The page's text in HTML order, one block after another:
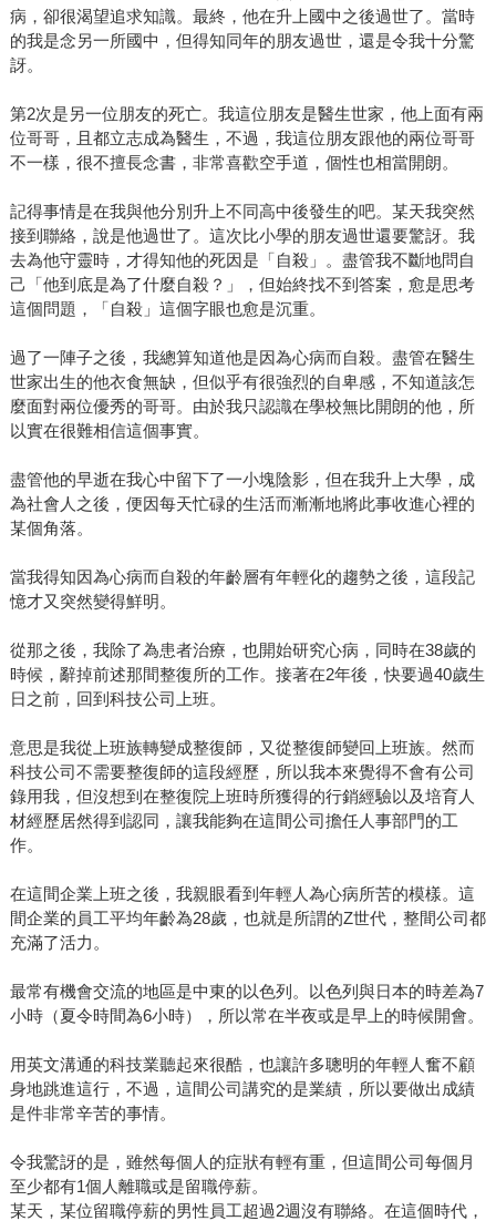
病，卻很渴望追求知識。最終，他在升上國中之後過世了。當時
的我是念另一所國中，但得知同年的朋友過世，還是令我十分驚
訝。
第2次是另一位朋友的死亡。我這位朋友是醫生世家，他上面有兩
位哥哥，且都立志成為醫生，不過，我這位朋友跟他的兩位哥哥
不一樣，很不擅長念書，非常喜歡空手道，個性也相當開朗。
記得事情是在我與他分別升上不同高中後發生的吧。某天我突然
接到聯絡，說是他過世了。這次比小學的朋友過世還要驚訝。我
去為他守靈時，才得知他的死因是「自殺」。盡管我不斷地問自
己「他到底是為了什麼自殺？」，但始終找不到答案，愈是思考
這個問題，「自殺」這個字眼也愈是沉重。
過了一陣子之後，我總算知道他是因為心病而自殺。盡管在醫生
世家出生的他衣食無缺，但似乎有很強烈的自卑感，不知道該怎
麼面對兩位優秀的哥哥。由於我只認識在學校無比開朗的他，所
以實在很難相信這個事實。
盡管他的早逝在我心中留下了一小塊陰影，但在我升上大學，成
為社會人之後，便因每天忙碌的生活而漸漸地將此事收進心裡的
某個角落。
當我得知因為心病而自殺的年齡層有年輕化的趨勢之後，這段記
憶才又突然變得鮮明。
從那之後，我除了為患者治療，也開始研究心病，同時在38歲的
時候，辭掉前述那間整復所的工作。接著在2年後，快要過40歲生
日之前，回到科技公司上班。
意思是我從上班族轉變成整復師，又從整復師變回上班族。然而
科技公司不需要整復師的這段經歷，所以我本來覺得不會有公司
錄用我，但沒想到在整復院上班時所獲得的行銷經驗以及培育人
材經歷居然得到認同，讓我能夠在這間公司擔任人事部門的工
作。
在這間企業上班之後，我親眼看到年輕人為心病所苦的模樣。這
間企業的員工平均年齡為28歲，也就是所謂的Z世代，整間公司都
充滿了活力。
最常有機會交流的地區是中東的以色列。以色列與日本的時差為7
小時（夏令時間為6小時），所以常在半夜或是早上的時候開會。
用英文溝通的科技業聽起來很酷，也讓許多聰明的年輕人奮不顧
身地跳進這行，不過，這間公司講究的是業績，所以要做出成績
是件非常辛苦的事情。
令我驚訝的是，雖然每個人的症狀有輕有重，但這間公司每個月
至少都有1個人離職或是留職停薪。
某天，某位留職停薪的男性員工超過2週沒有聯絡。在這個時代，